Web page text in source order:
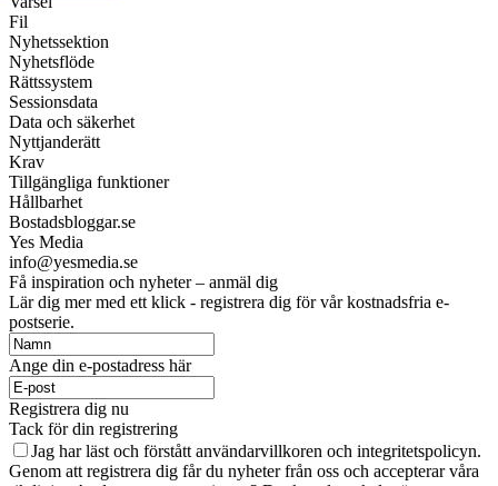
Fil
Nyhetssektion
Nyhetsflöde
Rättssystem
Sessionsdata
Data och säkerhet
Nyttjanderätt
Krav
Tillgängliga funktioner
Hållbarhet
Bostadsbloggar.se
Yes Media
info@yesmedia.se
Få inspiration och nyheter – anmäl dig
Lär dig mer med ett klick - registrera dig för vår kostnadsfria e-
postserie.
Ange din e-postadress här
Registrera dig nu
Tack för din registrering
Jag har läst och förstått användarvillkoren och integritetspolicyn.
Genom att registrera dig får du nyheter från oss och accepterar våra